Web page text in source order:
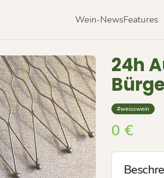
Wein-NewsFeatures
24h
#weisswein
0 €